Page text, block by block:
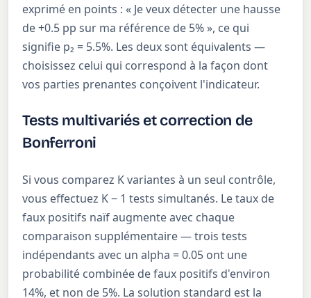
exprimé en points : « Je veux détecter une hausse
de +0.5 pp sur ma référence de 5% », ce qui
signifie p₂ = 5.5%. Les deux sont équivalents —
choisissez celui qui correspond à la façon dont
vos parties prenantes conçoivent l'indicateur.
Tests multivariés et correction de
Bonferroni
Si vous comparez K variantes à un seul contrôle,
vous effectuez K − 1 tests simultanés. Le taux de
faux positifs naïf augmente avec chaque
comparaison supplémentaire — trois tests
indépendants avec un alpha = 0.05 ont une
probabilité combinée de faux positifs d'environ
14%, et non de 5%. La solution standard est la